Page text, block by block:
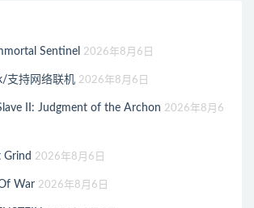
Sentinel 2026年8月6日
支持网络联机 2026年8月6日
II: Judgment of the Archon 2026年8月6
Grind 2026年8月6日
War 2026年8月6日